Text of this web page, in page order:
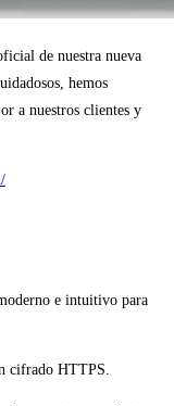
de nuestra nueva
hemos
a nuestros clientes y
e intuitivo para
cifrado HTTPS.